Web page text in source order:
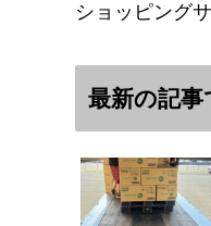
ショッピング
最新の記事